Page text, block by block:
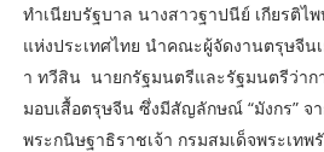
ทำเนียบรัฐบาล นางสาวฐาปนีย์ เกียรติไ
แห่งประเทศไทย นำคณะผู้จัดงานตรุษจีน
า ทวีสิน นายกรัฐมนตรีและรัฐมนตรีว่าก
มอบเสื้อตรุษจีน ซึ่งมีสัญลักษณ์ “มังกร” จ
พระกนิษฐาธิราชเจ้า กรมสมเด็จพระเท